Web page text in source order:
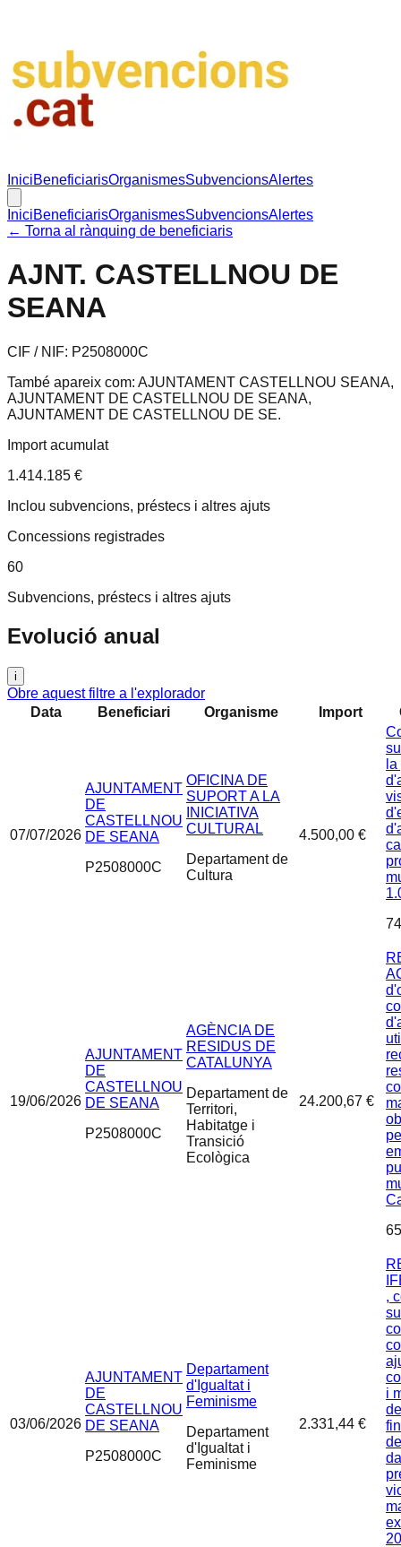
IniciBeneficiarisOrganismesSubvencionsAlertes
IniciBeneficiarisOrganismesSubvencionsAlertes
← Torna al rànquing de beneficiaris
AJNT. CASTELLNOU DE
SEANA
CIF / NIF: P2508000C
També apareix com: AJUNTAMENT CASTELLNOU SEANA,
AJUNTAMENT DE CASTELLNOU DE SEANA,
AJUNTAMENT DE CASTELLNOU DE SE.
Import acumulat
1.414.185 €
Inclou subvencions, préstecs i altres ajuts
Concessions registrades
60
Subvencions, préstecs i altres ajuts
Evolució anual
i
Obre aquest filtre a l'explorador
Data
Beneficiari Organisme Import
07/07/2026
AJUNTAMENT
DE
CASTELLNOU
DE SEANA
P2508000C
OFICINA DE
SUPORT A LA
INICIATIVA
CULTURAL
Departament de
Cultura
4.500,00 €
19/06/2026
AJUNTAMENT
DE
CASTELLNOU
DE SEANA
P2508000C
AGÈNCIA DE
RESIDUS DE
CATALUNYA
Departament de
Territori,
Habitatge i
Transició
Ecològica
24.200,67 €
03/06/2026
AJUNTAMENT
DE
CASTELLNOU
DE SEANA
P2508000C
Departament
d'Igualtat i
Feminisme
Departament
d'Igualtat i
Feminisme
2.331,44 €
,
i